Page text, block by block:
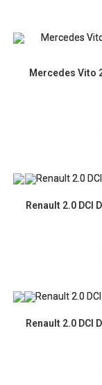
Mercedes Vito
Renault 2.0 DCI
Renault 2.0 DCI